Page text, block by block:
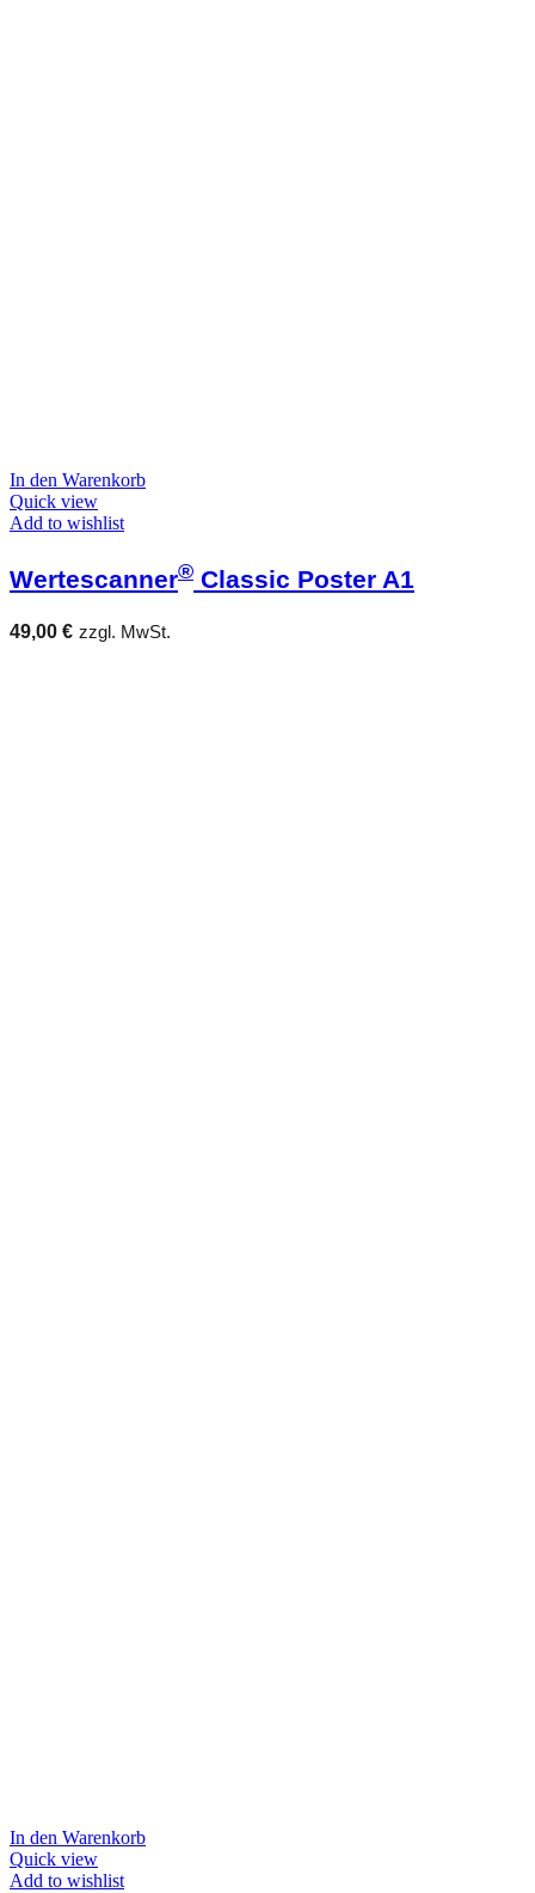
In den Warenkorb
Quick view
Add to wishlist
Wertescanner® Classic Poster A1
49,00 € zzgl. MwSt.
In den Warenkorb
Quick view
Add to wishlist